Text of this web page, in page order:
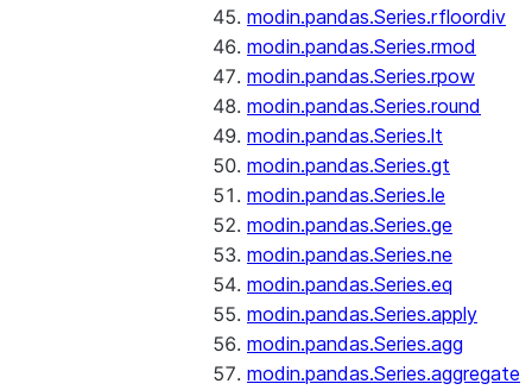
modin.pandas.Series.rfloordiv
modin.pandas.Series.rmod
modin.pandas.Series.rpow
modin.pandas.Series.round
modin.pandas.Series.lt
modin.pandas.Series.gt
modin.pandas.Series.le
modin.pandas.Series.ge
modin.pandas.Series.ne
modin.pandas.Series.eq
modin.pandas.Series.apply
modin.pandas.Series.agg
modin.pandas.Series.aggregate